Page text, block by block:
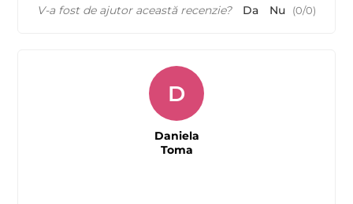
V-a fost de ajutor această recenzie? Da Nu (0/0)
D
Daniela
Toma